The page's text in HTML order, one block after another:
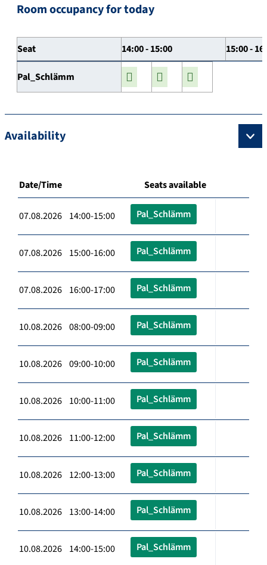
Room occupancy for today
Seat 14:00 - 15:00 15:00 -
Pal_Schlämm
Availability
Date/Time Seats available
07.08.2026 14:00-15:00 Pal_Schlämm
07.08.2026 15:00-16:00 Pal_Schlämm
07.08.2026 16:00-17:00 Pal_Schlämm
10.08.2026 08:00-09:00 Pal_Schlämm
10.08.2026 09:00-10:00 Pal_Schlämm
10.08.2026 10:00-11:00 Pal_Schlämm
10.08.2026 11:00-12:00 Pal_Schlämm
10.08.2026 12:00-13:00 Pal_Schlämm
10.08.2026 13:00-14:00 Pal_Schlämm
10.08.2026 14:00-15:00 Pal_Schlämm